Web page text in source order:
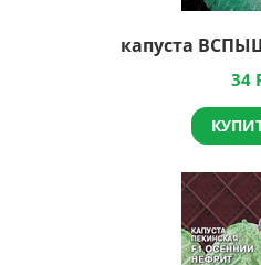
капуста
34